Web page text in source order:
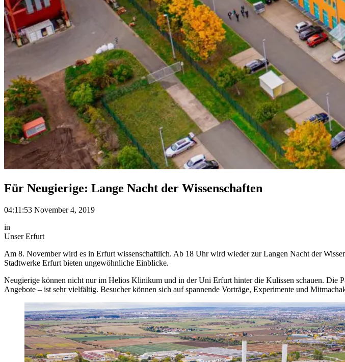
Für Neugierige: Lange Nacht der Wissenschaften
04:11:53 November 4, 2019
in
Unser Erfurt
Am 8. November wird es in Erfurt wissenschaftlich. Ab 18 Uhr wird wieder zur Langen Nacht der
Stadtwerke Erfurt bieten ungewöhnliche Einblicke.
Neugierige können nicht nur im Helios Klinikum und in der Uni Erfurt hinter die Kulissen schauen. Die
Angebote – ist sehr vielfältig. Besucher können sich auf spannende Vorträge, Experimente und